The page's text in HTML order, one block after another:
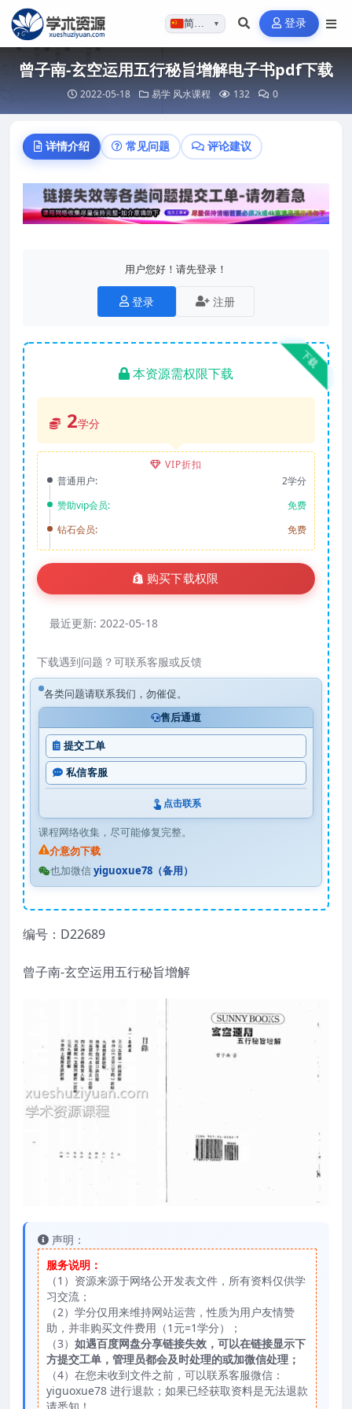
简体…▼ 登录
曾子南-玄空运用五行秘旨增解电子书pdf下载
2022-05-18 易学 风水课程 132 0
详情介绍 常见问题 评论建议
用户您好！请先登录！
登录 注册
下载
本资源需权限下载
2学分
VIP折扣
普通用户:
2学分
赞助vip会员:
免费
钻石会员:
免费
购买下载权限
最近更新: 2022-05-18
下载遇到问题？可联系客服或反馈
各类问题请联系我们，勿催促。
售后通道
提交工单
私信客服
点击联系
课程网络收集，尽可能修复完整。
介意勿下载
也加微信yiguoxue78（备用）
编号：D22689
曾子南-玄空运用五行秘旨增解
声明：
服务说明：
（1）资源来源于网络公开发表文件，所有资料仅供学
习交流；
（2）学分仅用来维持网站运营，性质为用户友情赞
助，并非购买文件费用（1元=1学分）；
（3） 如遇百度网盘分享链接失效，可以在链接显示下
方提交工单，管理员都会及时处理的或加微信处理；
（4）在您未收到文件之前，可以联系客服微信：
yiguoxue78 进行退款；如果已经获取资料是无法退款